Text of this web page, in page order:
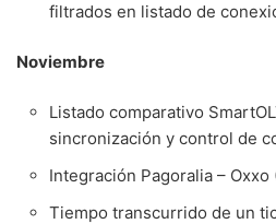
filtrados en listado de
Noviembre
Listado comparativo
sincronización y control de
Integración Pagoralia – Oxxo
Tiempo transcurrido de un